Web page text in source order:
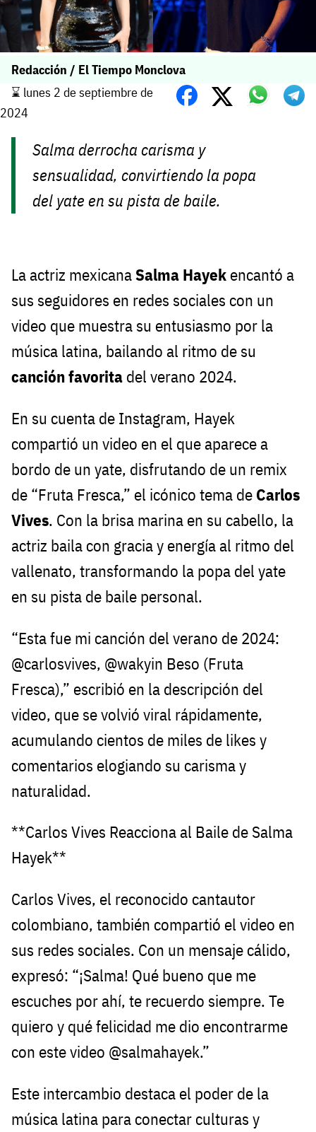
Redacción / El Tiempo Monclova
⌛️ lunes 2 de septiembre de
2024
Salma derrocha carisma y
sensualidad, convirtiendo la popa
del yate en su pista de baile.
La actriz mexicanaSalma Hayek encantó a
sus seguidores en redes sociales con un
video que muestra su entusiasmo por la
música latina, bailando al ritmo de su
canción favorita del verano 2024.
En su cuenta de Instagram, Hayek
compartió un video en el que aparece a
bordo de un yate, disfrutando de un remix
de “Fruta Fresca,” el icónico tema de Carlos
Vives. Con la brisa marina en su cabello, la
actriz baila con gracia y energía al ritmo del
vallenato, transformando la popa del yate
en su pista de baile personal.
“Esta fue mi canción del verano de 2024:
@carlosvives, @wakyin Beso (Fruta
Fresca),” escribió en la descripción del
video, que se volvió viral rápidamente,
acumulando cientos de miles de likes y
comentarios elogiando su carisma y
naturalidad.
**Carlos Vives Reacciona al Baile de Salma
Hayek**
Carlos Vives, el reconocido cantautor
colombiano, también compartió el video en
sus redes sociales. Con un mensaje cálido,
expresó: “¡Salma! Qué bueno que me
escuches por ahí, te recuerdo siempre. Te
quiero y qué felicidad me dio encontrarme
con este video @salmahayek.”
Este intercambio destaca el poder de la
música latina para conectar culturas y